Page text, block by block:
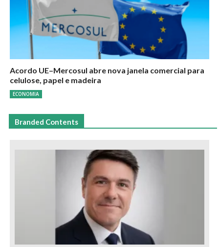
Acordo UE–Mercosul abre nova janela comercial para
celulose, papel e madeira
ECONOMIA
Branded Contents